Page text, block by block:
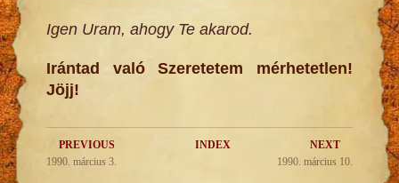
Igen Uram, ahogy Te akarod.
Irántad való Szeretetem mérhetetlen!
Jöjj!
PREVIOUS INDEX
NEXT
1990. március 3.
1990. március 10.